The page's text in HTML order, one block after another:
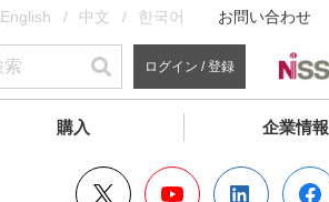
English 中文 한국어 お問い合わせ
ログイン / 登録
購入 企業情報